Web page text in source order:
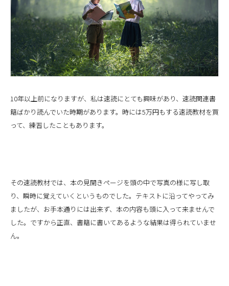
10年以上前になりますが、私は速読にとても興味があり、速読関連書
籍ばかり読んでいた時期があります。時には5万円もする速読教材を買
って、練習したこともあります。
その速読教材では、本の見開きページを頭の中で写真の様に写し取
り、瞬時に覚えていくというものでした。テキストに沿ってやってみ
ましたが、お手本通りには出来ず、本の内容も頭に入って来ませんで
した。ですから正直、書籍に書いてあるような結果は得られていませ
ん。